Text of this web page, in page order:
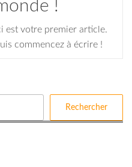
!
est votre premier article.
commencez à écrire !
Rechercher